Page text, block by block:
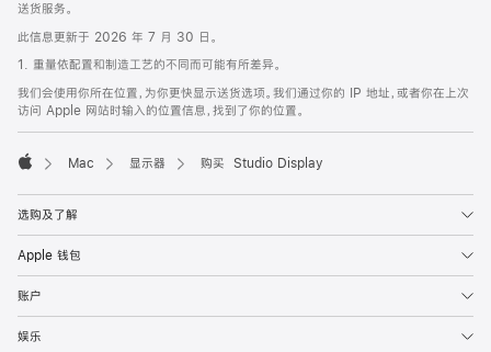
送货服务。
此信息更新于 2026 年 7 月 30 日。
1. 重量依配置和制造工艺的不同而可能有所差异。
我们会使用你所在位置，为你更快显示送货选项。我们通过你的 IP 地址，或者你在上次
访问 Apple 网站时输入的位置信息，找到了你的位置。
Mac 显示器 购买 Studio Display
选购及了解
Apple 钱包
账户
娱乐